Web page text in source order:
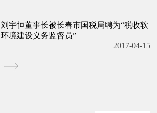
刘宇恒董事长被长春市国税局聘为“税收软
环境建设义务监督员”
2017-04-15